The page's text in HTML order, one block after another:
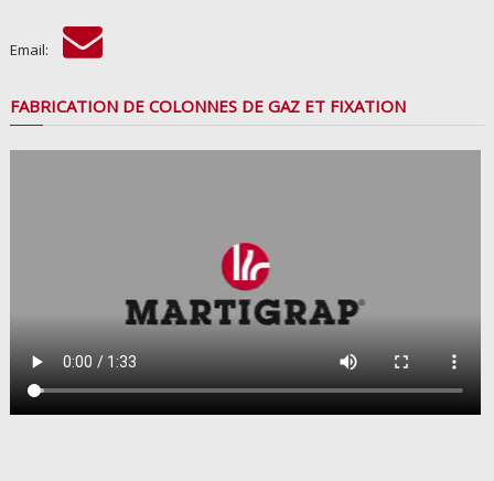
Email:
FABRICATION DE COLONNES DE GAZ ET FIXATION